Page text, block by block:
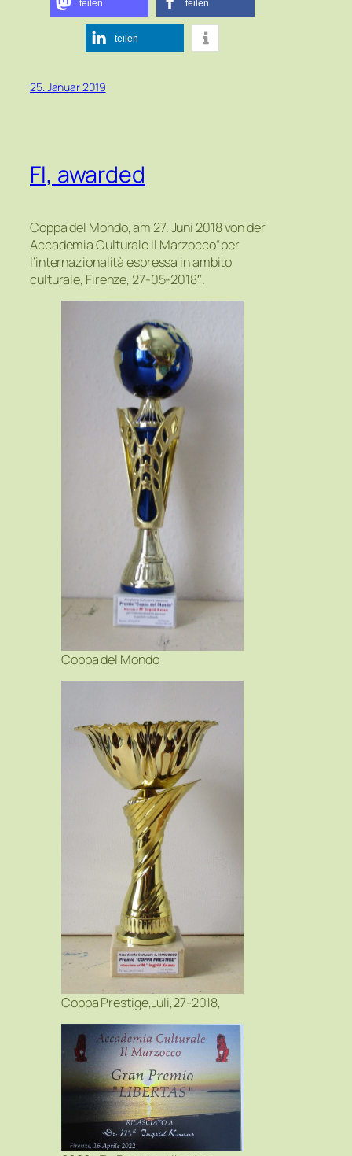
teilen teilen
teilen
25. Januar 2019
FI, awarded
Coppa del Mondo, am 27. Juni 2018 von der
Accademia Culturale Il Marzocco“per
l’internazionalità espressa in ambito
culturale, Firenze, 27-05-2018″.
Coppa del Mondo
Coppa Prestige,Juli,27-2018,